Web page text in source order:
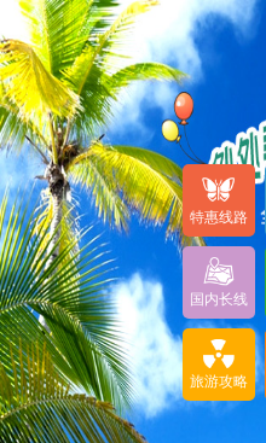
特惠线路
国内长线
旅游攻略